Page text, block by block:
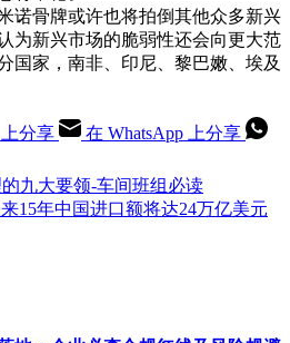
诺骨牌或许也将拍倒其他众多新兴
为新兴市场的脆弱性还会向更大范
国家，南非、印尼、黎巴嫩、埃及
分享
在 WhatsApp 上分享
九大要领-车间班组必读
15年中国进口额将达24万亿美元